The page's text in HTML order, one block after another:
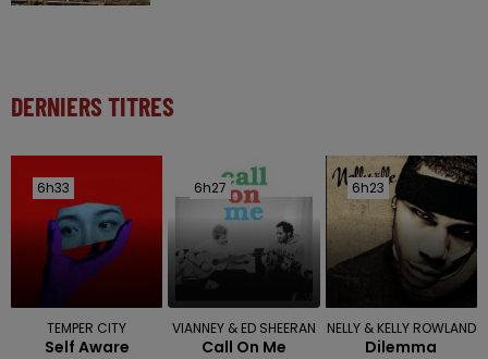
DERNIERS TITRES
6h33
6h33
TEMPER CITY
Self Aware
6h27
6h27
VIANNEY & ED SHEERAN
Call On Me
6h23
6h23
NELLY & KELLY ROWLAND
Dilemma